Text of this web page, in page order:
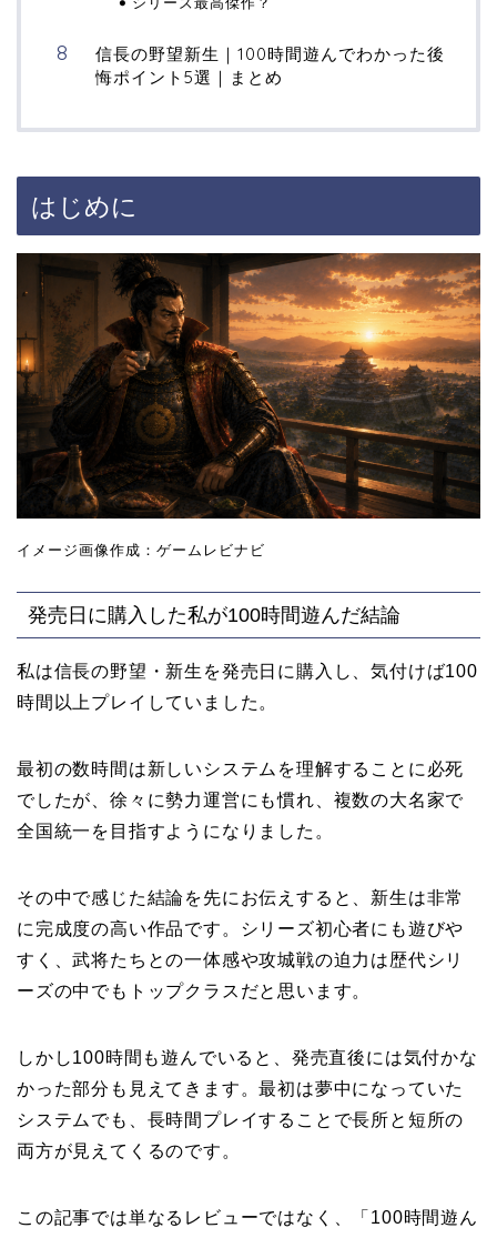
信長の野望新生｜100時間遊んでわかった後
悔ポイント5選｜まとめ
はじめに
イメージ画像作成：ゲームレビナビ
発売日に購入した私が100時間遊んだ結論
私は信長の野望・新生を発売日に購入し、気付けば100
時間以上プレイしていました。
最初の数時間は新しいシステムを理解することに必死
でしたが、徐々に勢力運営にも慣れ、複数の大名家で
全国統一を目指すようになりました。
その中で感じた結論を先にお伝えすると、新生は非常
に完成度の高い作品です。シリーズ初心者にも遊びや
すく、武将たちとの一体感や攻城戦の迫力は歴代シリ
ーズの中でもトップクラスだと思います。
しかし100時間も遊んでいると、発売直後には気付かな
かった部分も見えてきます。最初は夢中になっていた
システムでも、長時間プレイすることで長所と短所の
両方が見えてくるのです。
この記事では単なるレビューではなく、「100時間遊ん